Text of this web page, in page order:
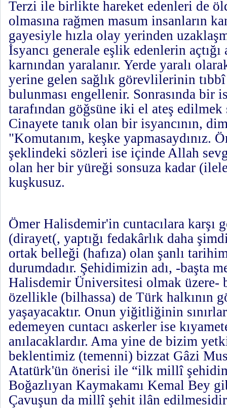
Terzi ile birlikte hareket edenleri de
olmasına rağmen masum insanların
gayesiyle hızla olay yerinden
İsyancı generale eşlik edenlerin açtığı
karnından yaralanır. Yerde yaralı
yerine gelen sağlık görevlilerinin
bulunması engellenir. Sonrasında bir
tarafından göğsüne iki el ateş
Cinayete tanık olan bir isyancının,
"Komutanım, keşke yapmasaydınız.
şeklindeki sözleri ise içinde Allah
olan her bir yüreği sonsuza kadar
kuşkusuz.
Ömer Halisdemir'in cuntacılara karşı
(dirayet(, yaptığı fedakârlık daha
ortak belleği (hafıza) olan şanlı
durumdadır. Şehidimizin adı, -başta
Halisdemir Üniversitesi olmak üzere-
özellikle (bilhassa) de Türk halkının
yaşayacaktır. Onun yiğitliğinin
edemeyen cuntacı askerler ise
anılacaklardır. Ama yine de bizim
beklentimiz (temenni) bizzat Gâzi
Atatürk'ün önerisi ile “ilk millî
Boğazlıyan Kaymakamı Kemal Bey
Çavuşun da millî şehit ilân